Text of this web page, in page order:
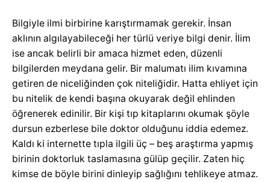
Bilgiyle ilmi birbirine karıştırmamak gerekir. İnsan
aklının algılayabileceği her türlü veriye bilgi denir. İlim
ise ancak belirli bir amaca hizmet eden, düzenli
bilgilerden meydana gelir. Bir malumatı ilim kıvamına
getiren de niceliğinden çok niteliğidir. Hatta ehliyet için
bu nitelik de kendi başına okuyarak değil ehlinden
öğrenerek edinilir. Bir kişi tıp kitaplarını okumak şöyle
dursun ezberlese bile doktor olduğunu iddia edemez.
Kaldı ki internette tıpla ilgili üç – beş araştırma yapmış
birinin doktorluk taslamasına gülüp geçilir. Zaten hiç
kimse de böyle birini dinleyip sağlığını tehlikeye atmaz.